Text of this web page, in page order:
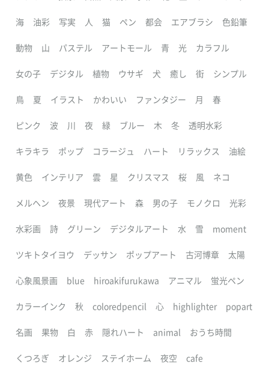
海 油彩 写実 人 猫 ペン 都会 エアブラシ 色鉛筆
動物 山 パステル アートモール 青 光 カラフル
女の子 デジタル 植物 ウサギ 犬 癒し 街 シンプル
鳥 夏 イラスト かわいい ファンタジー 月 春
ピンク 波 川 夜 緑 ブルー 木 冬 透明水彩
キラキラ ポップ コラージュ ハート リラックス 油絵
黄色 インテリア 雲 星 クリスマス 桜 風 ネコ
メルヘン 夜景 現代アート 森 男の子 モノクロ 光彩
水彩画 詩 グリーン デジタルアート 水 雪 moment
ツキトタイヨウ デッサン ポップアート 古河博章 太陽
心象風景画 blue hiroakifurukawa アニマル 蛍光ペン
カラーインク 秋 coloredpencil 心 highlighter popart
名画 果物 白 赤 隠れハート animal おうち時間
くつろぎ オレンジ ステイホーム 夜空 cafe